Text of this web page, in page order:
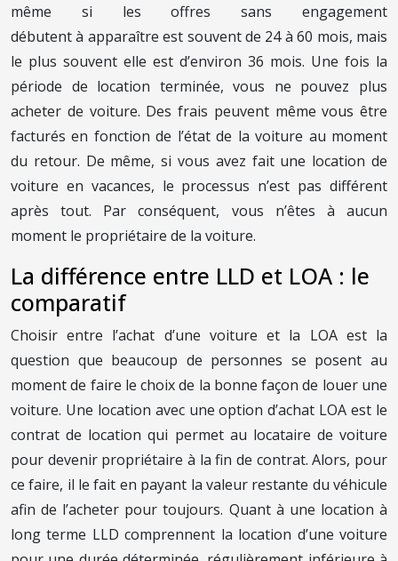
même si les offres sans engagement
débutent à apparaître est souvent de 24 à 60 mois, mais
le plus souvent elle est d’environ 36 mois. Une fois la
période de location terminée, vous ne pouvez plus
acheter de voiture. Des frais peuvent même vous être
facturés en fonction de l’état de la voiture au moment
du retour. De même, si vous avez fait une location de
voiture en vacances, le processus n’est pas différent
après tout. Par conséquent, vous n’êtes à aucun
moment le propriétaire de la voiture.
La différence entre LLD et LOA : le
comparatif
Choisir entre l’achat d’une voiture et la LOA est la
question que beaucoup de personnes se posent au
moment de faire le choix de la bonne façon de louer une
voiture. Une location avec une option d’achat LOA est le
contrat de location qui permet au locataire de voiture
pour devenir propriétaire à la fin de contrat. Alors, pour
ce faire, il le fait en payant la valeur restante du véhicule
afin de l’acheter pour toujours. Quant à une location à
long terme LLD comprennent la location d’une voiture